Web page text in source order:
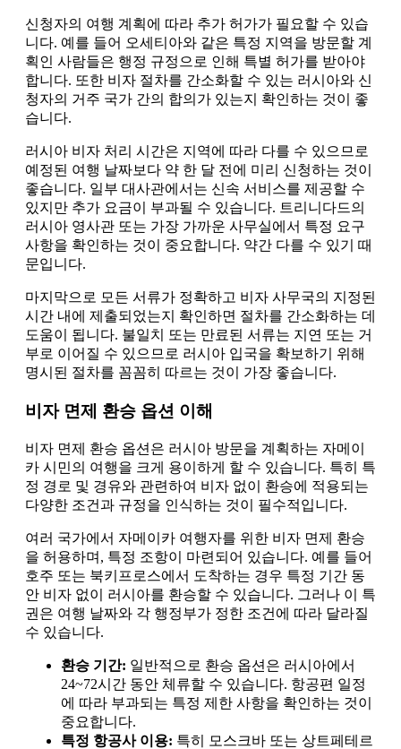
신청자의 여행 계획에 따라 추가 허가가 필요할 수 있습
니다. 예를 들어 오세티아와 같은 특정 지역을 방문할 계
획인 사람들은 행정 규정으로 인해 특별 허가를 받아야
합니다. 또한 비자 절차를 간소화할 수 있는 러시아와 신
청자의 거주 국가 간의 합의가 있는지 확인하는 것이 좋
습니다.
러시아 비자 처리 시간은 지역에 따라 다를 수 있으므로
예정된 여행 날짜보다 약 한 달 전에 미리 신청하는 것이
좋습니다. 일부 대사관에서는 신속 서비스를 제공할 수
있지만 추가 요금이 부과될 수 있습니다. 트리니다드의
러시아 영사관 또는 가장 가까운 사무실에서 특정 요구
사항을 확인하는 것이 중요합니다. 약간 다를 수 있기 때
문입니다.
마지막으로 모든 서류가 정확하고 비자 사무국의 지정된
시간 내에 제출되었는지 확인하면 절차를 간소화하는 데
도움이 됩니다. 불일치 또는 만료된 서류는 지연 또는 거
부로 이어질 수 있으므로 러시아 입국을 확보하기 위해
명시된 절차를 꼼꼼히 따르는 것이 가장 좋습니다.
비자 면제 환승 옵션 이해
비자 면제 환승 옵션은 러시아 방문을 계획하는 자메이
카 시민의 여행을 크게 용이하게 할 수 있습니다. 특히 특
정 경로 및 경유와 관련하여 비자 없이 환승에 적용되는
다양한 조건과 규정을 인식하는 것이 필수적입니다.
여러 국가에서 자메이카 여행자를 위한 비자 면제 환승
을 허용하며, 특정 조항이 마련되어 있습니다. 예를 들어
호주 또는 북키프로스에서 도착하는 경우 특정 기간 동
안 비자 없이 러시아를 환승할 수 있습니다. 그러나 이 특
권은 여행 날짜와 각 행정부가 정한 조건에 따라 달라질
수 있습니다.
환승 기간: 일반적으로 환승 옵션은 러시아에서
24~72시간 동안 체류할 수 있습니다. 항공편 일정
에 따라 부과되는 특정 제한 사항을 확인하는 것이
중요합니다.
특정 항공사 이용: 특히 모스크바 또는 상트페테르